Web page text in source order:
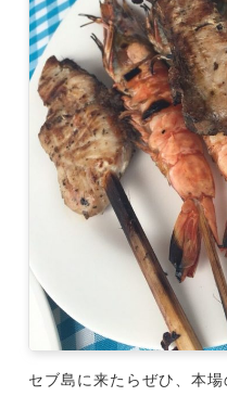
セブ島に来たらぜひ、本